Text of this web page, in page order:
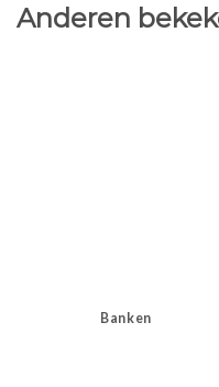
Anderen
Banken